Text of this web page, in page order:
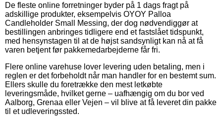
De fleste online forretninger byder på 1 dags fragt på
adskillige produkter, eksempelvis OYOY Palloa
Candleholder Small Messing, der dog nødvendiggør at
bestillingen anbringes tidligere end et fastslået tidspunkt,
med hensynstagen til at de højst sandsynligt kan nå at få
varen betjent før pakkemedarbejderne får fri.
Flere online varehuse lover levering uden betaling, men i
reglen er det forbeholdt når man handler for en bestemt sum.
Ellers skulle du foretrække den mest letkøbte
leveringsmåde, hvilket gerne – uafhængig om du bor ved
Aalborg, Grenaa eller Vejen – vil blive at få leveret din pakke
til et udleveringssted.